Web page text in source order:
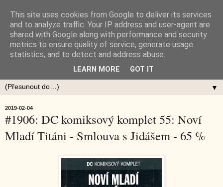
▼
2019-02-04
#1906: DC komiksový komplet 55: Noví
Mladí Titáni - Smlouva s Jidášem - 65 %
This site uses cookies from Google to deliver its services
and to analyze traffic. Your IP address and user-agent are
shared with Google along with performance and security
metrics to ensure quality of service, generate usage
statistics, and to detect and address abuse.
LEARN MORE GOT IT